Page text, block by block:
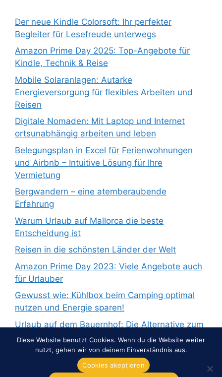
Der neue Kindle Colorsoft: Ihr perfekter
Begleiter für Lesefreude unterwegs
Amazon Prime Day 2025: Top-Angebote für
Kindle, Technik & Reise
Mobile Solaranlagen: Autarke
Energieversorgung für flexibles Arbeiten und
Reisen
Digitale Nomaden: Mit Laptop und Internet
ortsunabhängig arbeiten und leben
Belegungsplan in Excel für Ferienwohnungen
und Airbnb – Intuitive Lösung für Ihre
Vermietung
Bergwandern – eine atemberaubende
Erfahrung
Warum Urlaub auf Mallorca die beste
Entscheidung ist
Reisen in die schönsten Länder der Welt
Amazon Prime Day 2023: Viele Angebote auch
für Urlauber
Gewusst wie: Kühlbox beim Camping optimal
nutzen und Energie sparen!
Urlaub auf dem Bauernhof: Die Alternative zum
Pauschalurlaub
Diese Website benutzt Cookies. Wenn du die Website weiter
nutzt, gehen wir von deinem Einverständnis aus.
Cookies akeptieren